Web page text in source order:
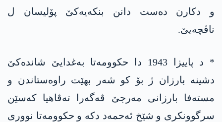
و دکارن دەست دانن بنکەیەکێ پۆلیسان ل
ناڤچەیێ.
* د پاییزا 1943 دا حکوومەتا بەغدایێ شاندەکێ
دشینە بارزان ژ بۆ کو شەر بهێت راوەستاندن و
مستەفا بارزانی مەرجێ ڤەگەرا تەڤاھیا کەسێن
سرگوونکری و شێخ ئەحمەد دکە و حکوومەتا نووری